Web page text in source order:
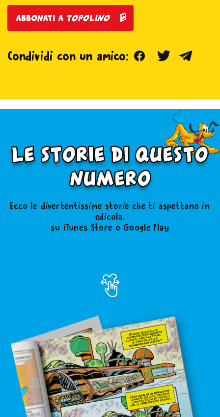
abbonati a topolino
Condividi con un amico: FacebookTwitter
le storie di questo
numero
Ecco le divertentissime storie che ti aspettano in
edicola,
su iTunes Store o Google Play